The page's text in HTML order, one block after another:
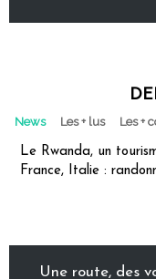
News Les + lus Les +
Le Rwanda, un
France, Italie :
Une route, des